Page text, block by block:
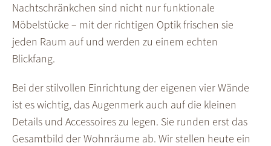
Nachtschränkchen sind nicht nur funktionale
Möbelstücke – mit der richtigen Optik frischen sie
jeden Raum auf und werden zu einem echten
Blickfang.
Bei der stilvollen Einrichtung der eigenen vier Wände
ist es wichtig, das Augenmerk auch auf die kleinen
Details und Accessoires zu legen. Sie runden erst das
Gesamtbild der Wohnräume ab. Wir stellen heute ein